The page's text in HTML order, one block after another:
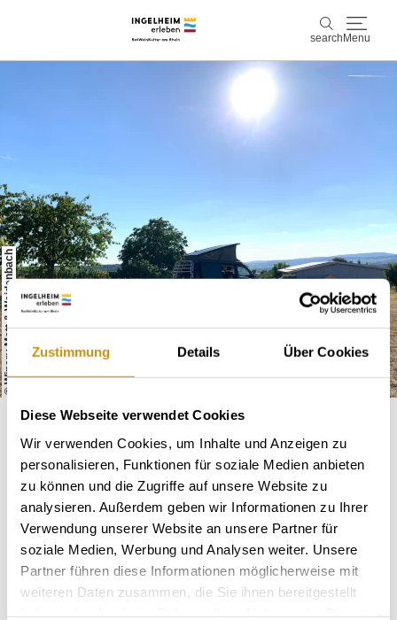
Zustimmung Details Über Cookies
Diese Webseite verwendet Cookies
Wir verwenden Cookies, um Inhalte und Anzeigen zu
personalisieren, Funktionen für soziale Medien anbieten
zu können und die Zugriffe auf unsere Website zu
analysieren. Außerdem geben wir Informationen zu Ihrer
Verwendung unserer Website an unsere Partner für
soziale Medien, Werbung und Analysen weiter. Unsere
Partner führen diese Informationen möglicherweise mit
weiteren Daten zusammen, die Sie ihnen bereitgestellt
search Menu
Plan & Book
Info & Service
© Winery Mett & Weidenbach
Startseite Plan & Book Camping / Motorhomes
How can I book a pitch?
Please contact the respective operator directly to make
a booking. It is not possible to book via the tourist
information centre.